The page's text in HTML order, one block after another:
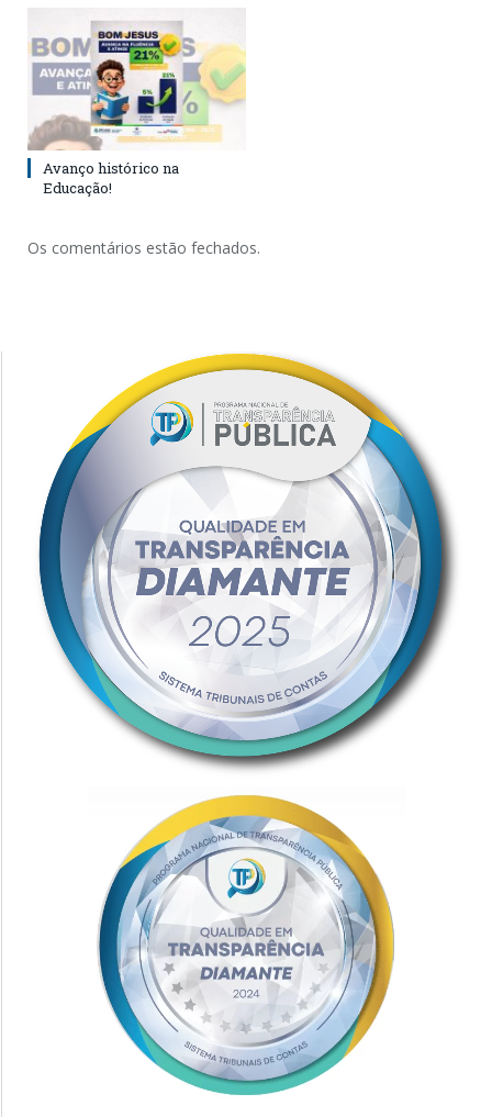
Avanço histórico na
Educação!
Os comentários estão fechados.